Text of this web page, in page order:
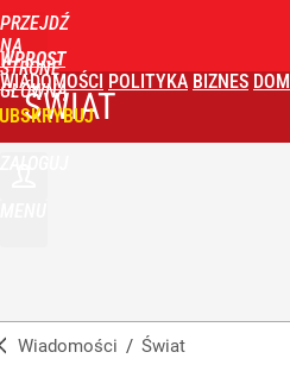
PRZEJDŹ
NA
STRONĘ
GŁÓWNĄ
WPROST
WIADOMOŚCI POLITYKA BIZNES DOM
ŚWIAT
Wiadomości / Świat